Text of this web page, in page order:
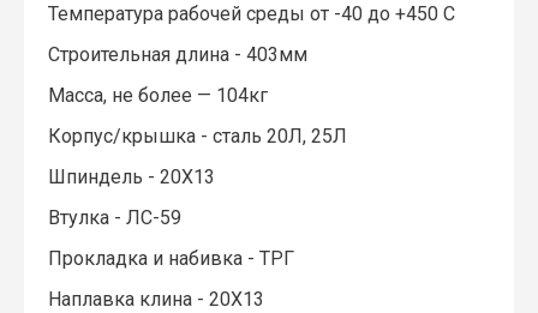
Температура рабочей среды от -40 до +450 С
Строительная длина - 403мм
Масса, не более — 104кг
Корпус/крышка - сталь 20Л, 25Л
Шпиндель - 20Х13
Втулка - ЛС-59
Прокладка и набивка - ТРГ
Наплавка клина - 20Х13